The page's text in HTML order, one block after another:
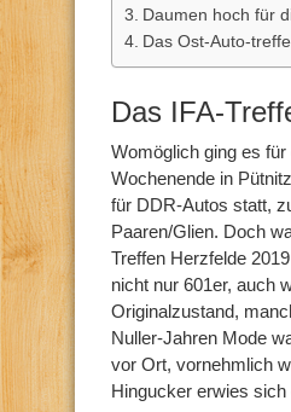
Daumen hoch für
Das Ost-Auto-
Das IFA-
Womöglich ging es
Wochenende in
für DDR-Autos statt,
Paaren/Glien. Doch
Treffen Herzfelde
nicht nur 601er, auch
Originalzustand,
Nuller-Jahren Mode
vor Ort, vornehmlich
Hingucker erwies